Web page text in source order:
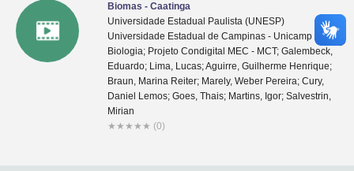
Biomas - Caatinga
Universidade Estadual Paulista (UNESP)
Universidade Estadual de Campinas - Unicamp -
Biologia; Projeto Condigital MEC - MCT; Galembeck,
Eduardo; Lima, Lucas; Aguirre, Guilherme Henrique;
Braun, Marina Reiter; Marely, Weber Pereira; Cury,
Daniel Lemos; Goes, Thais; Martins, Igor; Salvestrin,
Mirian
★ ★ ★ ★ ★ (0)